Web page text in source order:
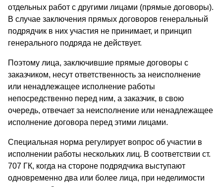
отдельных работ с другими лицами (прямые договоры).
В случае заключения прямых договоров генеральный
подрядчик в них участия не принимает, и принцип
генерального подряда не действует.
Поэтому лица, заключившие прямые договоры с
заказчиком, несут ответственность за неисполнение
или ненадлежащее исполнение работы
непосредственно перед ним, а заказчик, в свою
очередь, отвечает за неисполнение или ненадлежащее
исполнение договора перед этими лицами.
Специальная норма регулирует вопрос об участии в
исполнении работы нескольких лиц. В соответствии ст.
707 ГК, когда на стороне подрядчика выступают
одновременно два или более лица, при неделимости